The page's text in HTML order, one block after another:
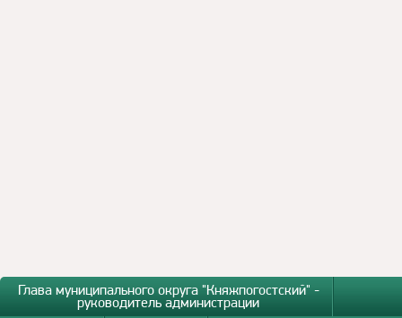
Глава муниципального округа "Княжпогостский" -
руководитель администрации